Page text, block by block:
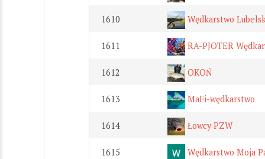
1610 Wędkarstwo
1611 RA-PJOTER
1612 OKOŃ
1613 MaFi-wędkarstwo
1614 Łowcy PZW
1615 Wędkarstwo Moja